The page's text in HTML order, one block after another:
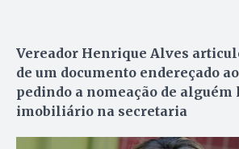
Vereador Henrique Alves
de um documento endereçado
pedindo a nomeação de alguém
imobiliário na secretaria